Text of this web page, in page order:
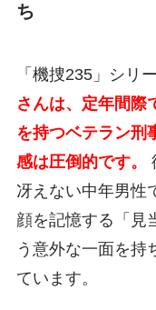
ち
「機捜235」シリ
さんは、定年間際
を持つベテラン刑
感は圧倒的です。
冴えない中年男性
顔を記憶する「見
う意外な一面を持
ています。